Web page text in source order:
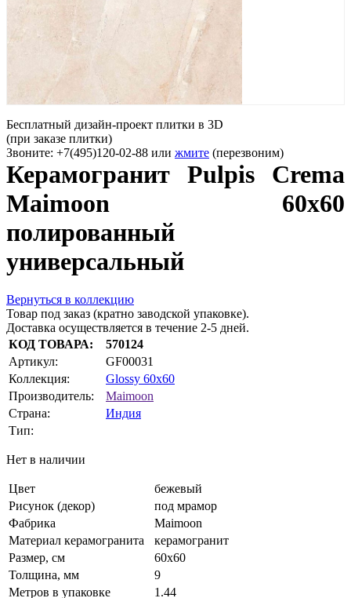
Бесплатный дизайн-проект плитки в 3D
(при заказе плитки)
Звоните: +7(495)120-02-88 или жмите (перезвоним)
Керамогранит Pulpis Crema
Maimoon 60x60
полированный
универсальный
Вернуться в коллекцию
Товар под заказ (кратно заводской упаковке).
Доставка осуществляется в течение 2-5 дней.
КОД ТОВАРА:
570124
Артикул:
GF00031
Коллекция:
Glossy 60x60
Производитель:
Maimoon
Страна:
Индия
Тип:
Нет в наличии
Цвет
бежевый
Рисунок (декор)
под мрамор
Фабрика
Maimoon
Материал керамогранита
керамогранит
Размер, см
60x60
Толщина, мм
9
Метров в упаковке
1.44